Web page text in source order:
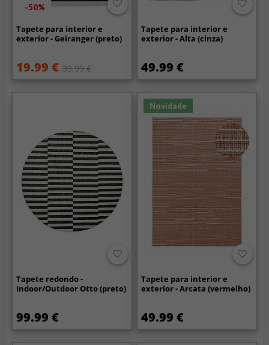
-50%
Tapete para interior e
exterior - Geiranger (preto)
19.99 € 39.99 €
Tapete para interior e
exterior - Alta (cinza)
49.99 €
Tapete redondo -
Indoor/Outdoor Otto (preto)
99.99 €
Novidade
Tapete para interior e
exterior - Arcata (vermelho)
49.99 €